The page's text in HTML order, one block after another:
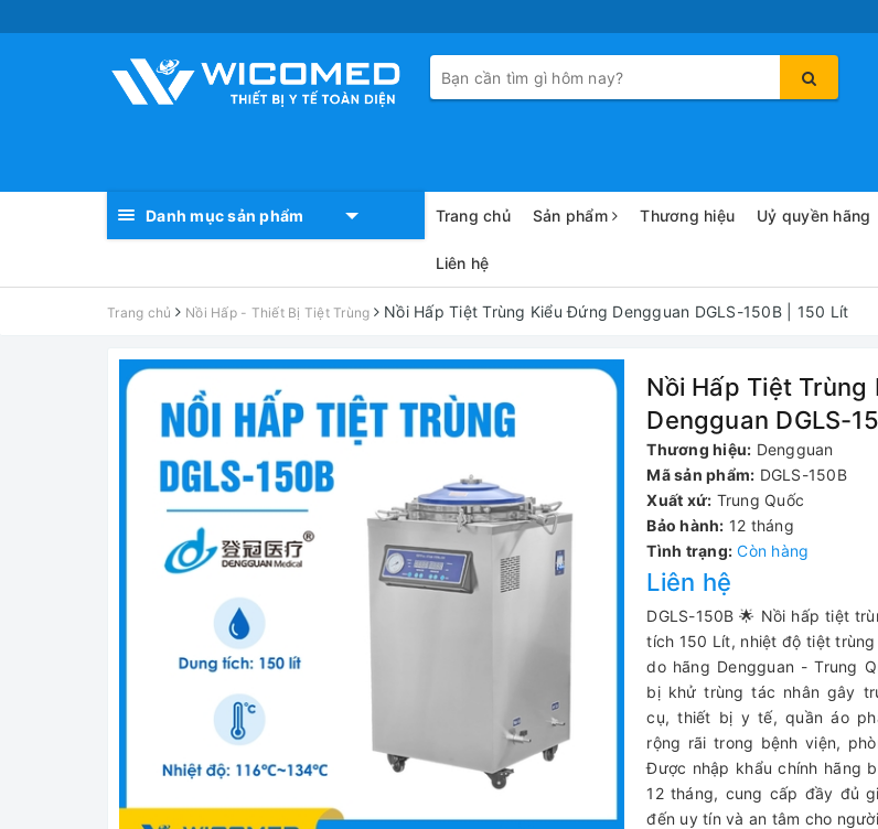
Danh mục sản phẩm Trang chủ Sản phẩm Thương hiệu Uỷ quyền hãng
Liên hệ
Trang chủ Nồi Hấp - Thiết Bị Tiệt Trùng Nồi Hấp Tiệt Trùng Kiểu Đứng Dengguan DGLS-150B | 150 Lít
Nồi Hấp Tiệt Trùng
Dengguan DGLS-
Thương hiệu: Dengguan
Mã sản phẩm: DGLS-150B
Xuất xứ: Trung Quốc
Bảo hành: 12 tháng
Tình trạng: Còn hàng
Liên hệ
DGLS-150B 🌟 Nồi hấp tiệt
tích 150 Lít, nhiệt độ tiệt
do hãng Dengguan - Trung
bị khử trùng tác nhân gây
cụ, thiết bị y tế, quần áo
rộng rãi trong bệnh viện,
Được nhập khẩu chính hãng
12 tháng, cung cấp đầy đủ
đến uy tín và an tâm cho